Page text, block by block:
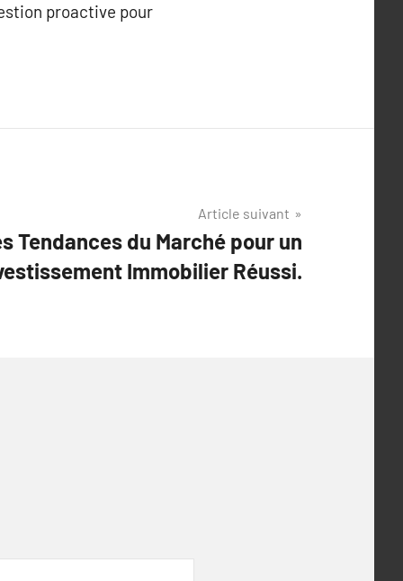
proactive pour
Article suivant
Tendances du Marché pour un
Immobilier Réussi.